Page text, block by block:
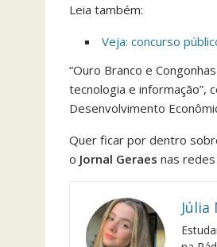
Leia também:
Veja: concurso
“Ouro Branco e
tecnologia e informação”,
Desenvolvimento
Quer ficar por dentro
o Jornal Geraes nas